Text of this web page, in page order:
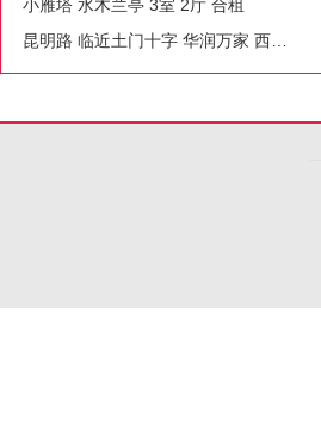
小雁塔 水木兰亭 3室 2厅 合租
昆明路 临近土门十字 华润万家 西电医院 家电齐全 拎包入住